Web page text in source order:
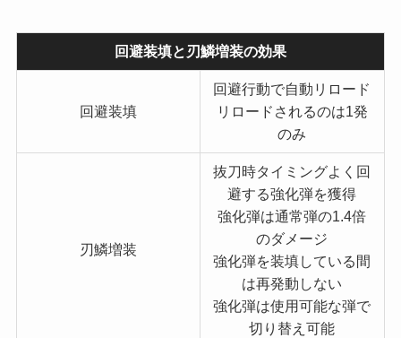
回避装填と刃鱗増装の効果
回避装填
回避行動で自動リロード
リロードされるのは1発
のみ
刃鱗増装
抜刀時タイミングよく回
避する強化弾を獲得
強化弾は通常弾の1.4倍
のダメージ
強化弾を装填している間
は再発動しない
強化弾は使用可能な弾で
切り替え可能